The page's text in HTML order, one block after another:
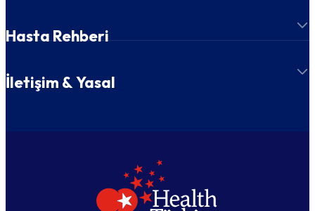
Hasta Rehberi
İletişim & Yasal